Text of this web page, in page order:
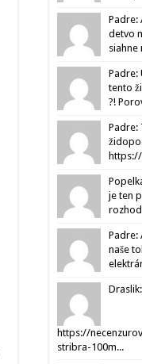
Padre:
detvo
siahne
Padre:
tento
?!
Padre:
je ten
Padre:
naše
https://
stribra-100m...